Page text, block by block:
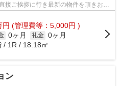
接ご挨拶に行き最新の物件を頂きお客
...
円 (管理費等：5,000円 )
0ヶ月 礼金 0ヶ月
/ 1R / 18.18㎡
ン